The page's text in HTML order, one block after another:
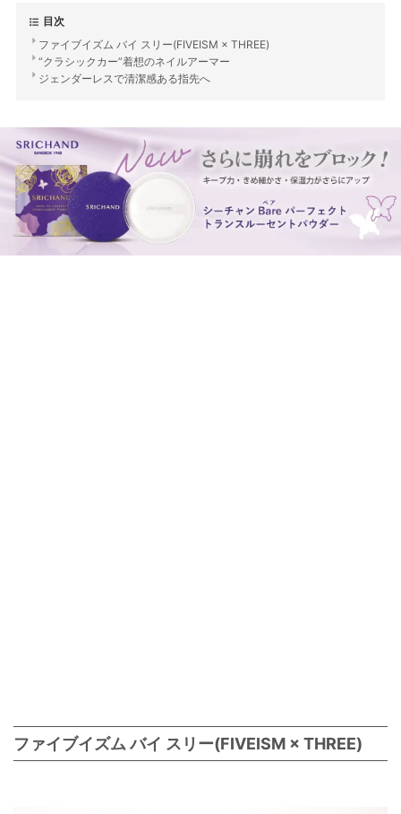
目次
ファイブイズム バイ スリー(FIVEISM × THREE)
“クラシックカー”着想のネイルアーマー
ジェンダーレスで清潔感ある指先へ
ファイブイズム バイ スリー(FIVEISM × THREE)